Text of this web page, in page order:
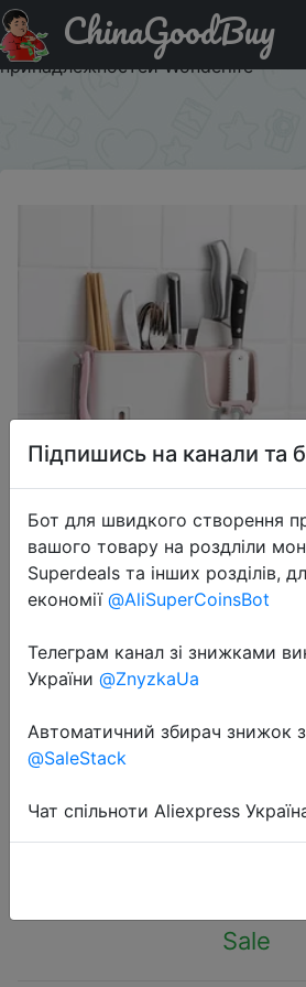
Придбати по акціи
креативная стойка на кухню для
принадлежностей Wonderlife
ChinaGoodBuy
2020-11-15
хранения кухонных
принадлежностей
$9.18
Sale
Підпишись на канали та
Бот для швидкого створення
вашого товару на роздліли
Superdeals та інших розділів,
економії @AliSuperCoinsBot
Телеграм канал зі знижками
України @ZnyzkaUa
Автоматичний збирач знижок
@SaleStack
Чат спільноти Aliexpress